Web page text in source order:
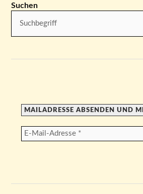
Suchen